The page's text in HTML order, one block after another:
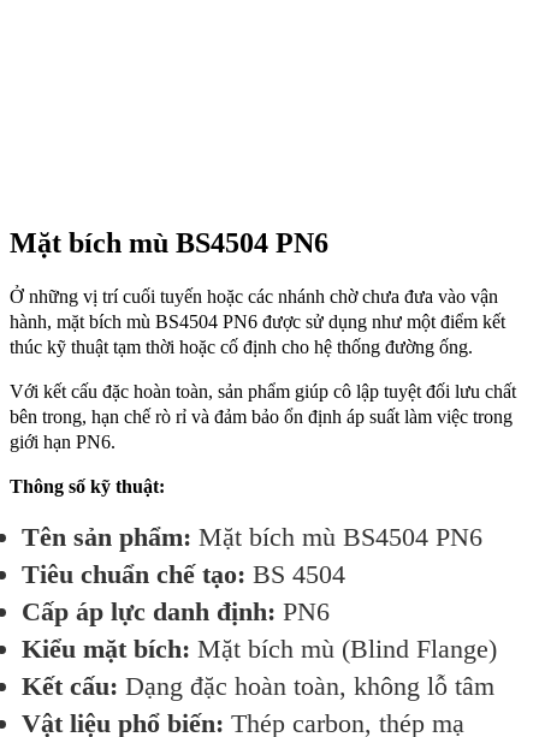
Mặt bích mù BS4504 PN6
Ở những vị trí cuối tuyến hoặc các nhánh chờ chưa đưa vào vận
hành, mặt bích mù BS4504 PN6 được sử dụng như một điểm kết
thúc kỹ thuật tạm thời hoặc cố định cho hệ thống đường ống.
Với kết cấu đặc hoàn toàn, sản phẩm giúp cô lập tuyệt đối lưu chất
bên trong, hạn chế rò rỉ và đảm bảo ổn định áp suất làm việc trong
giới hạn PN6.
Thông số kỹ thuật:
Tên sản phẩm: Mặt bích mù BS4504 PN6
Tiêu chuẩn chế tạo: BS 4504
Cấp áp lực danh định: PN6
Kiểu mặt bích: Mặt bích mù (Blind Flange)
Kết cấu: Dạng đặc hoàn toàn, không lỗ tâm
Vật liệu phổ biến: Thép carbon, thép mạ